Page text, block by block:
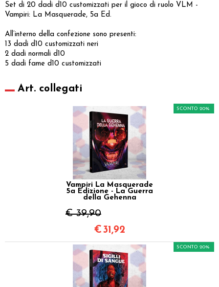
Set di 20 dadi d10 customizzati per il gioco di ruolo VLM -
Vampiri: La Masquerade, 5a Ed.
All’interno della confezione sono presenti:
13 dadi d10 customizzati neri
2 dadi normali d10
5 dadi fame d10 customizzati
Art. collegati
Vampiri La Masquerade
5a Edizione - La Guerra
della Gehenna
€ 39,90
SCONTO 20%
€31,92
SCONTO 20%